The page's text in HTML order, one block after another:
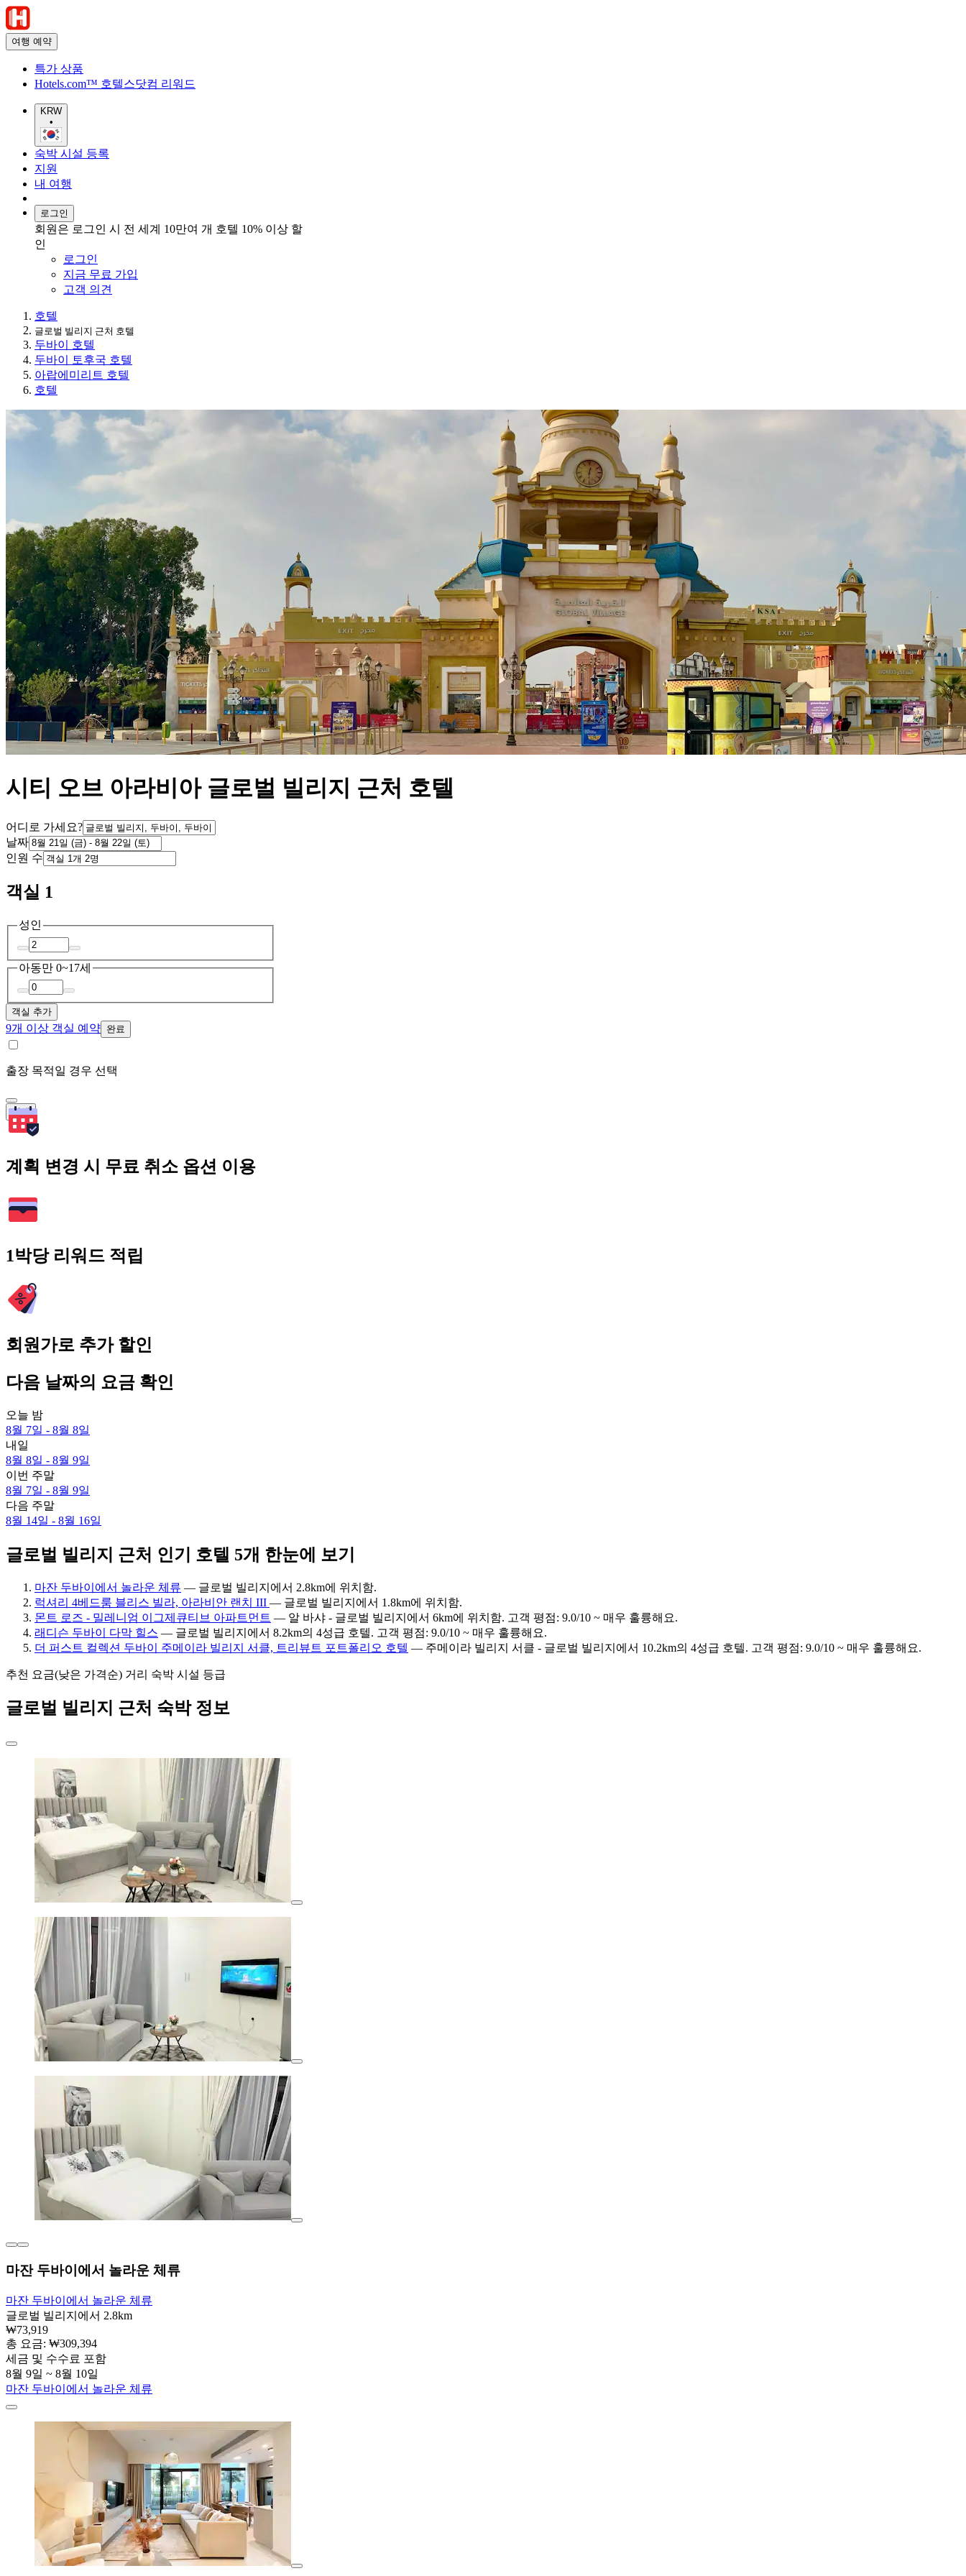
여행 예약
특가 상품
Hotels.com™ 호텔스닷컴 리워드
KRW
•
숙박 시설 등록
지원
내 여행
로그인
회원은 로그인 시 전 세계 10만여 개 호텔 10% 이상 할
인
로그인
지금 무료 가입
고객 의견
호텔
글로벌 빌리지 근처 호텔
두바이 호텔
두바이 토후국 호텔
아랍에미리트 호텔
호텔
시티 오브 아라비아 글로벌 빌리지 근처 호텔
어디로 가세요?
날짜
인원 수
객실 1
성인
아동만 0~17세
객실 추가
9개 이상 객실 예약 완료
출장 목적일 경우 선택
검색
계획 변경 시 무료 취소 옵션 이용
1박당 리워드 적립
회원가로 추가 할인
다음 날짜의 요금 확인
오늘 밤
8월 7일 - 8월 8일
내일
8월 8일 - 8월 9일
이번 주말
8월 7일 - 8월 9일
다음 주말
8월 14일 - 8월 16일
글로벌 빌리지 근처 인기 호텔 5개 한눈에 보기
마잔 두바이에서 놀라운 체류 — 글로벌 빌리지에서 2.8km에 위치함.
럭셔리 4베드룸 블리스 빌라, 아라비안 랜치 III — 글로벌 빌리지에서 1.8km에 위치함.
몬트 로즈 - 밀레니엄 이그제큐티브 아파트먼트 — 알 바샤 - 글로벌 빌리지에서 6km에 위치함. 고객 평점: 9.0/10 ~ 매우 훌륭해요.
래디슨 두바이 다막 힐스 — 글로벌 빌리지에서 8.2km의 4성급 호텔. 고객 평점: 9.0/10 ~ 매우 훌륭해요.
더 퍼스트 컬렉션 두바이 주메이라 빌리지 서클, 트리뷰트 포트폴리오 호텔 — 주메이라 빌리지 서클 - 글로벌 빌리지에서 10.2km의 4성급 호텔. 고객 평점: 9.0/10 ~ 매우 훌륭해요.
추천 요금(낮은 가격순) 거리 숙박 시설 등급
글로벌 빌리지 근처 숙박 정보
마잔 두바이에서 놀라운 체류
마잔 두바이에서 놀라운 체류
글로벌 빌리지에서 2.8km
₩73,919
총 요금: ₩309,394
세금 및 수수료 포함
8월 9일 ~ 8월 10일
마잔 두바이에서 놀라운 체류